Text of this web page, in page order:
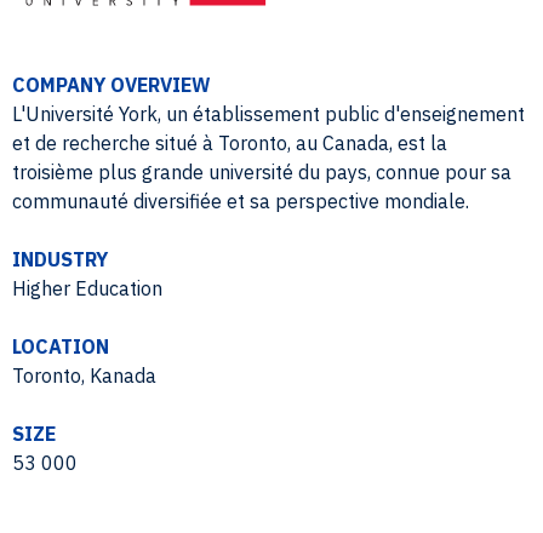
COMPANY OVERVIEW
L'Université York, un établissement public d'enseignement
et de recherche situé à Toronto, au Canada, est la
troisième plus grande université du pays, connue pour sa
communauté diversifiée et sa perspective mondiale.
INDUSTRY
Higher Education
LOCATION
Toronto, Kanada
SIZE
53 000